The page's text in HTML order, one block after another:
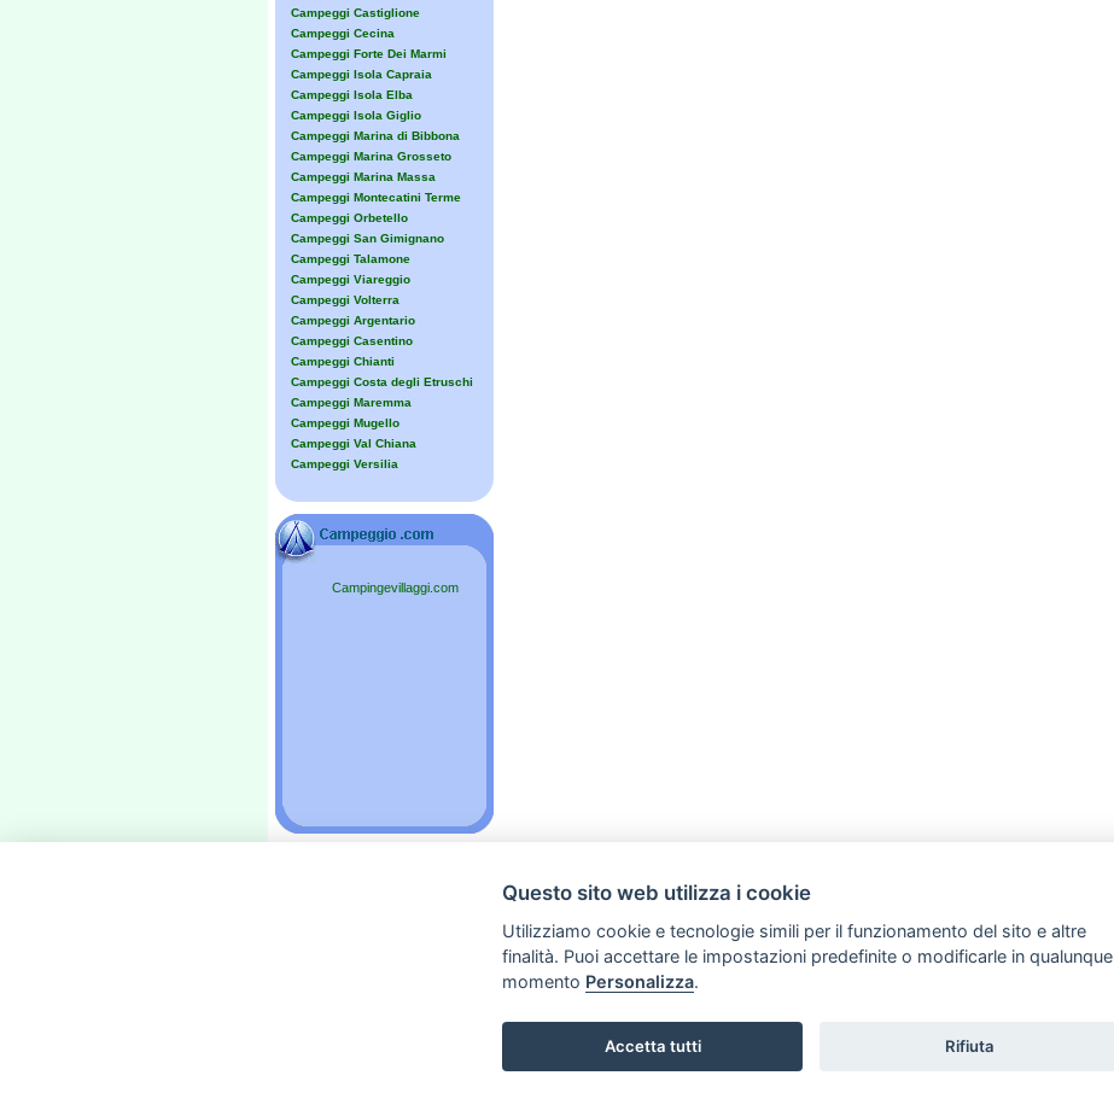
Campeggi Castiglione
Campeggi Cecina
Campeggi Forte Dei Marmi
Campeggi Isola Capraia
Campeggi Isola Elba
Campeggi Isola Giglio
Campeggi Marina di Bibbona
Campeggi Marina Grosseto
Campeggi Marina Massa
Campeggi Montecatini Terme
Campeggi Orbetello
Campeggi San Gimignano
Campeggi Talamone
Campeggi Viareggio
Campeggi Volterra
Campeggi Argentario
Campeggi Casentino
Campeggi Chianti
Campeggi Costa degli Etruschi
Campeggi Maremma
Campeggi Mugello
Campeggi Val Chiana
Campeggi Versilia
Campingevillaggi.com
Copyright © 2006 Tutti i diritti riservati -
Preferenze cookie
Questo sito web utilizza i cookie
Utilizziamo cookie e tecnologie simili per il funzionamento del sito e altre
finalità. Puoi accettare le impostazioni predefinite o modificarle in qualunque
momento Personalizza.
Accetta tutti Rifiuta